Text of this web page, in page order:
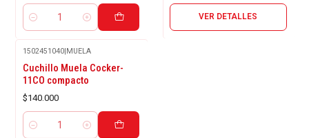
Cantidad
VER DETALLES
1502451040| MUELA
Cuchillo Muela Cocker-
11CO compacto
$140.000
Cantidad